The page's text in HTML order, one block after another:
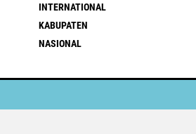
INTERNATIONAL
KABUPATEN
NASIONAL
Siber Tentang Kami
Box Redaksi